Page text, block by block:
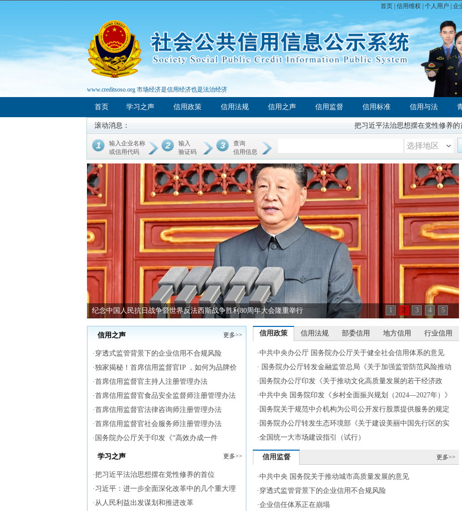
首页 信用维权 个人用户 企
www.creditsoso.org 市场经济是信用经济也是法治经济
首页 学习之声 信用政策 信用法规 信用之声 信用监督 信用标准 信用与法
滚动消息： 把习近平法治思想摆在党性修养的首位
1
输入企业名称
或信用代码
2
输入
验证码
3
查询
信用信息
选择地区
纪念中国人民抗日战争暨世界反法西斯战争胜利80周年大会隆重举行 1 2 3 4 5
信用之声 更多>>
· 穿透式监管背景下的企业信用不合规风险
·独家揭秘！首席信用监督官IP ，如何为品牌价
值“狂飙”？
·首席信用监督官主持人注册管理办法
·首席信用监督官食品安全监督师注册管理办法
·首席信用监督官法律咨询师注册管理办法
·首席信用监督官社会服务师注册管理办法
· 国务院办公厅关于印发《“高效办成一件
事”2025年度第一批重点事项清单》的通知
学习之声 更多>>
·把习近平法治思想摆在党性修养的首位
· 习近平：进一步全面深化改革中的几个重大理
论和实践问题
· 从人民利益出发谋划和推进改革
信用政策 信用法规 部委信用 地方信用 行业信用
·中共中央办公厅 国务院办公厅关于健全社会信用体系的意见
· 国务院办公厅转发金融监管总局《关于加强监管防范风险推动
信托业高质量发展的若干意见》的通知
· 国务院办公厅印发《关于推动文化高质量发展的若干经济政
策》的通知
·中共中央 国务院印发《乡村全面振兴规划（2024—2027年）》
· 国务院关于规范中介机构为公司公开发行股票提供服务的规定
· 国务院办公厅转发生态环境部《关于建设美丽中国先行区的实
施意见》的通知
·全国统一大市场建设指引（试行）
信用监督 更多>>
·中共中央 国务院关于推动城市高质量发展的意见
· 穿透式监管背景下的企业信用不合规风险
·企业信任体系正在崩塌
大同市鑫瑞聚诚信息咨询有限公司 中国信用会员单位
CN202212303339232
山西瀚森体育文化有限公司
非立信单位
CN20222847313305
山西奥体通体育科技有限公司
非立信单位